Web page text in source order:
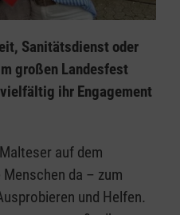
Sanitätsdienst oder
großen Landesfest
ihr Engagement
auf dem
da – zum
und Helfen.